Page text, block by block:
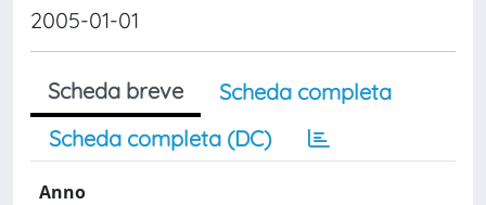
2005-01-01
Scheda breve
Scheda completa
Scheda completa (DC)
Anno